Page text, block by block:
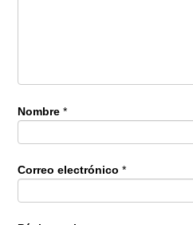
Nombre *
Correo electrónico *